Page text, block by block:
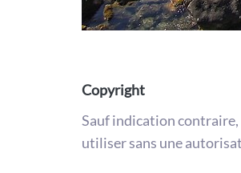
Copyright
Sauf indication contraire,
utiliser sans une